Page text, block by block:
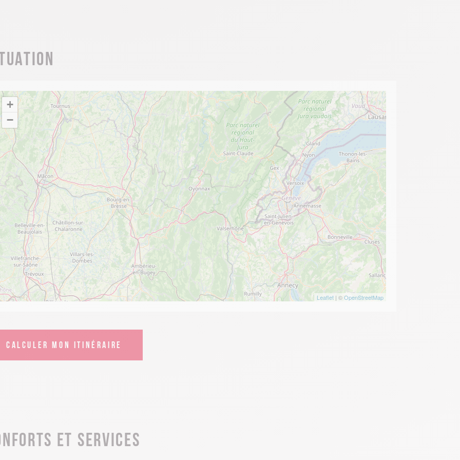
+
−
Leaflet| ©OpenStreetMap
CALCULER MON ITINÉRAIRE
et services